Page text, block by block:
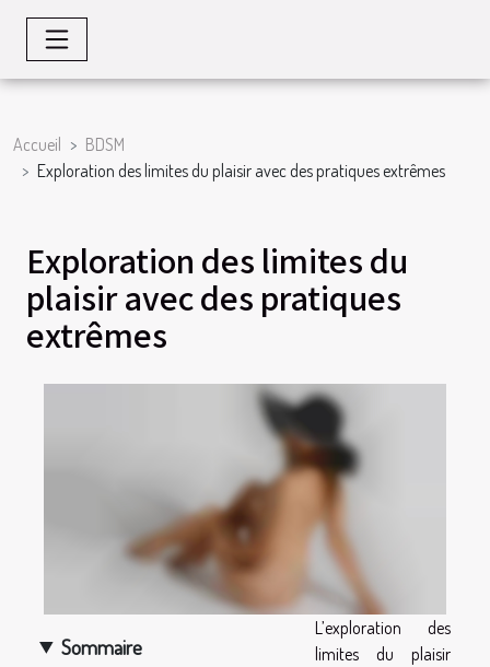
Accueil
BDSM
Exploration des limites du plaisir avec des pratiques extrêmes
Exploration des limites du
plaisir avec des pratiques
extrêmes
Sommaire
L’exploration des
limites du plaisir